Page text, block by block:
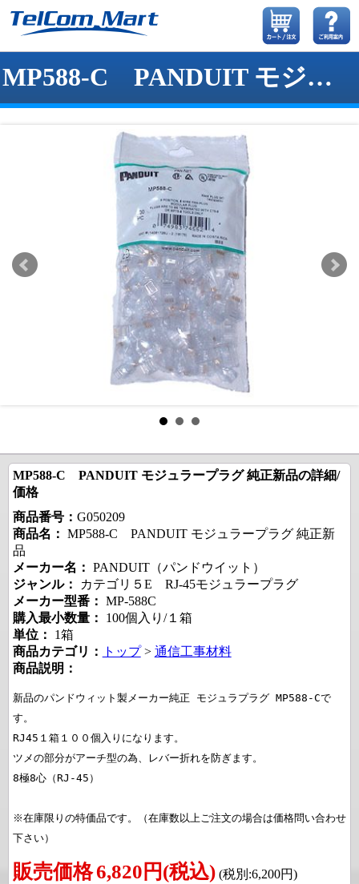
MP588-C PANDUIT モジュラープラグ 純正新品
MP588-C PANDUIT モジュラープラグ 純正新品の詳細/
価格
商品番号： G050209
商品名： MP588-C PANDUIT モジュラープラグ 純正新
品
メーカー名： PANDUIT（パンドウイット）
ジャンル：
カテゴリ５E RJ-45モジュラープラグ
メーカー型番： MP-588C
購入最小数量：
100個入り/１箱
単位：
1箱
商品カテゴリ：
トップ> 通信工事材料
商品説明：
新品のパンドウィット製メーカー純正 モジュラプラグ MP588-Cで
す。
RJ45１箱１００個入りになります。
ツメの部分がアーチ型の為、レバー折れを防ぎます。
8極8心（RJ-45）
※在庫限りの特価品です。（在庫数以上ご注文の場合は価格問い合わせ
下さい）
販売価格6,820円(税込)(税別:6,200円)